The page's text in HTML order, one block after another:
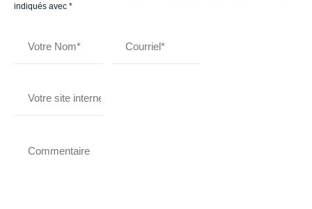
indiqués avec *